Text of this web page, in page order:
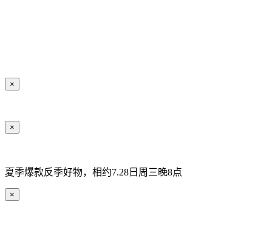
×
×
夏季爆款反季好物，相约7.28日周三晚8点
×